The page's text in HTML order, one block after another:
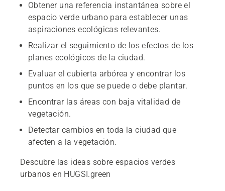
Obtener una referencia instantánea sobre el
espacio verde urbano para establecer unas
aspiraciones ecológicas relevantes.
Realizar el seguimiento de los efectos de los
planes ecológicos de la ciudad.
Evaluar el cubierta arbórea y encontrar los
puntos en los que se puede o debe plantar.
Encontrar las áreas con baja vitalidad de
vegetación.
Detectar cambios en toda la ciudad que
afecten a la vegetación.
Descubre las ideas sobre espacios verdes
urbanos en HUGSI.green